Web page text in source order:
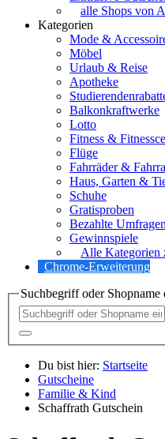
alle Shops von
Kategorien
Mode &
Möbel
Urlaub & Reise
Apotheke
Balkonkraftwerke
Lotto
Fitness &
Flüge
Fahrräder &
Haus, Garten &
Schuhe
Gratisproben
Bezahlte Umfragen
Gewinnspiele
Alle Kategorien
Chrome-Erweiterung
Suchbegriff oder Shopname
Du bist hier: Startseite
Gutscheine
Familie & Kind
Schaffrath Gutschein